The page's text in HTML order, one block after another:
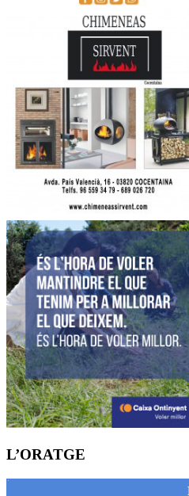
L’ORATGE